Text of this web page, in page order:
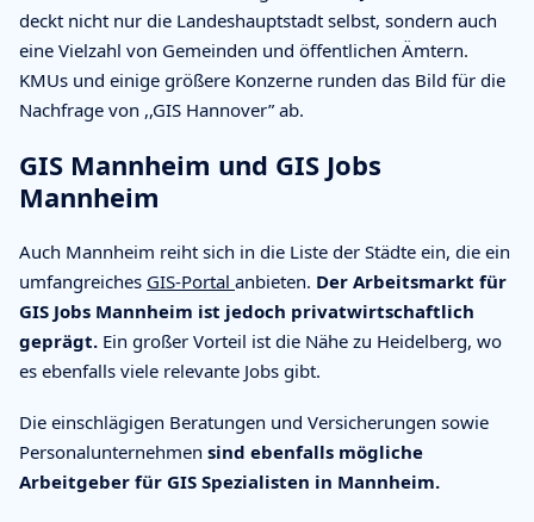
deckt nicht nur die Landeshauptstadt selbst, sondern auch
eine Vielzahl von Gemeinden und öffentlichen Ämtern.
KMUs und einige größere Konzerne runden das Bild für die
Nachfrage von ,,GIS Hannover” ab.
GIS Mannheim und GIS Jobs
Mannheim
Auch Mannheim reiht sich in die Liste der Städte ein, die ein
umfangreiches GIS-Portal anbieten. Der Arbeitsmarkt für
GIS Jobs Mannheim ist jedoch privatwirtschaftlich
geprägt. Ein großer Vorteil ist die Nähe zu Heidelberg, wo
es ebenfalls viele relevante Jobs gibt.
Die einschlägigen Beratungen und Versicherungen sowie
Personalunternehmen sind ebenfalls mögliche
Arbeitgeber für GIS Spezialisten in Mannheim.